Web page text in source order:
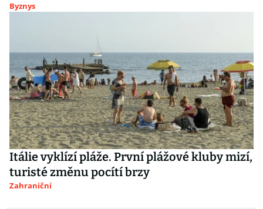
Byznys
Itálie vyklízí pláže. První plážové kluby mizí,
turisté změnu pocítí brzy
Zahraniční